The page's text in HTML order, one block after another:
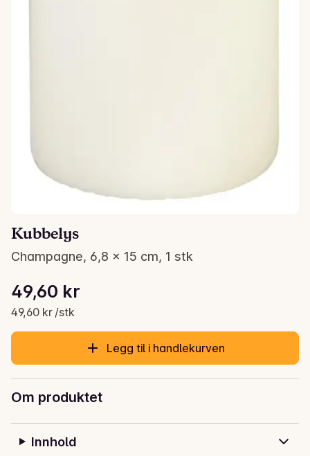
Kubbelys
Champagne, 6,8 x 15 cm, 1 stk
Gjeldende pris er: 49,60 kr
49,60 kr
49,60 kr /stk
Stykkpris: 49,60 kr /stk
Legg til i handlekurven
Om produktet
Innhold